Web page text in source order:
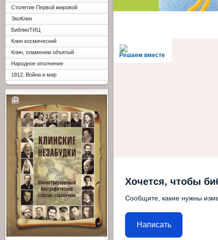
Решаем вместе
Хочется, чтобы
Сообщите, какие нужны
Написать
Столетие Первой мировой
ЭкоКлин
БиблиоТИЦ
Клин космический
Клин, пламенем объятый
Народное ополчение
1812. Война и мир